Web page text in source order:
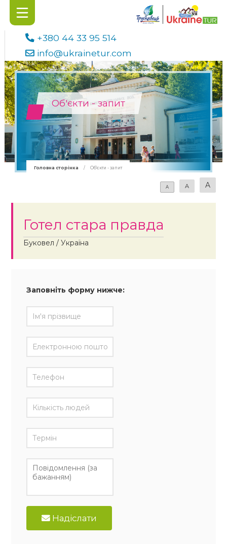
+380 44 33 95 514
info@ukrainetur.com
Об'єкти - запит
Головна сторінка / Об'єкти - запит
A A A
Готел стара правда
Буковел / Україна
Заповніть форму нижче:
Надіслати